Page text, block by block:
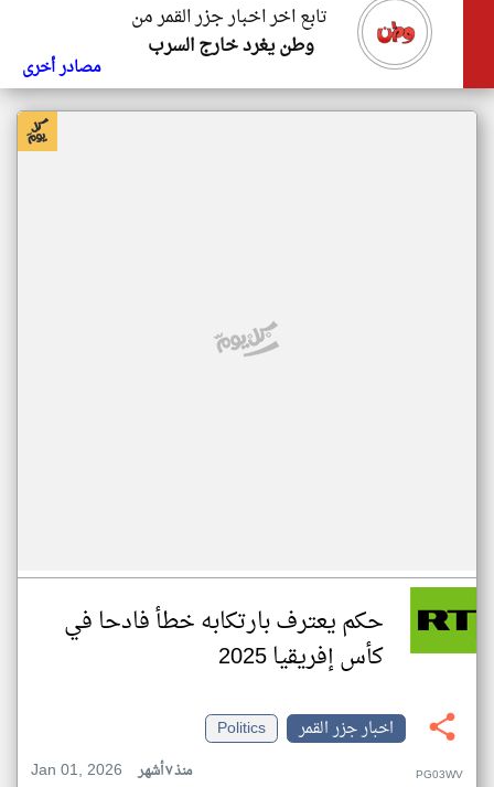
تابع اخر اخبار جزر القمر من
وطن يغرد خارج السرب
مصادر أخرى
حكم يعترف بارتكابه خطأ فادحا في
كأس إفريقيا 2025
اخبار جزر القمر
Politics
Jan 01, 2026
منذ ٧ أشهر PG03WV